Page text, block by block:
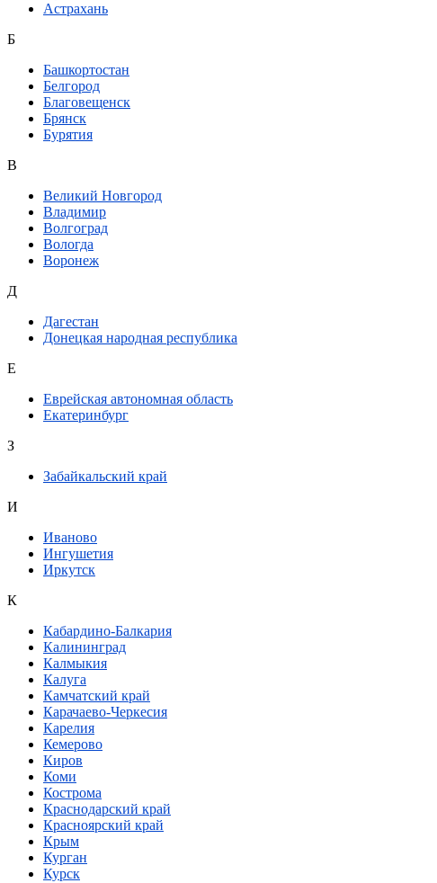
Астрахань
Б
Башкортостан
Белгород
Благовещенск
Брянск
Бурятия
В
Великий Новгород
Владимир
Волгоград
Вологда
Воронеж
Д
Дагестан
Донецкая народная республика
Е
Еврейская автономная область
Екатеринбург
З
Забайкальский край
И
Иваново
Ингушетия
Иркутск
К
Кабардино-Балкария
Калининград
Калмыкия
Калуга
Камчатский край
Карачаево-Черкесия
Карелия
Кемерово
Киров
Коми
Кострома
Краснодарский край
Красноярский край
Крым
Курган
Курск